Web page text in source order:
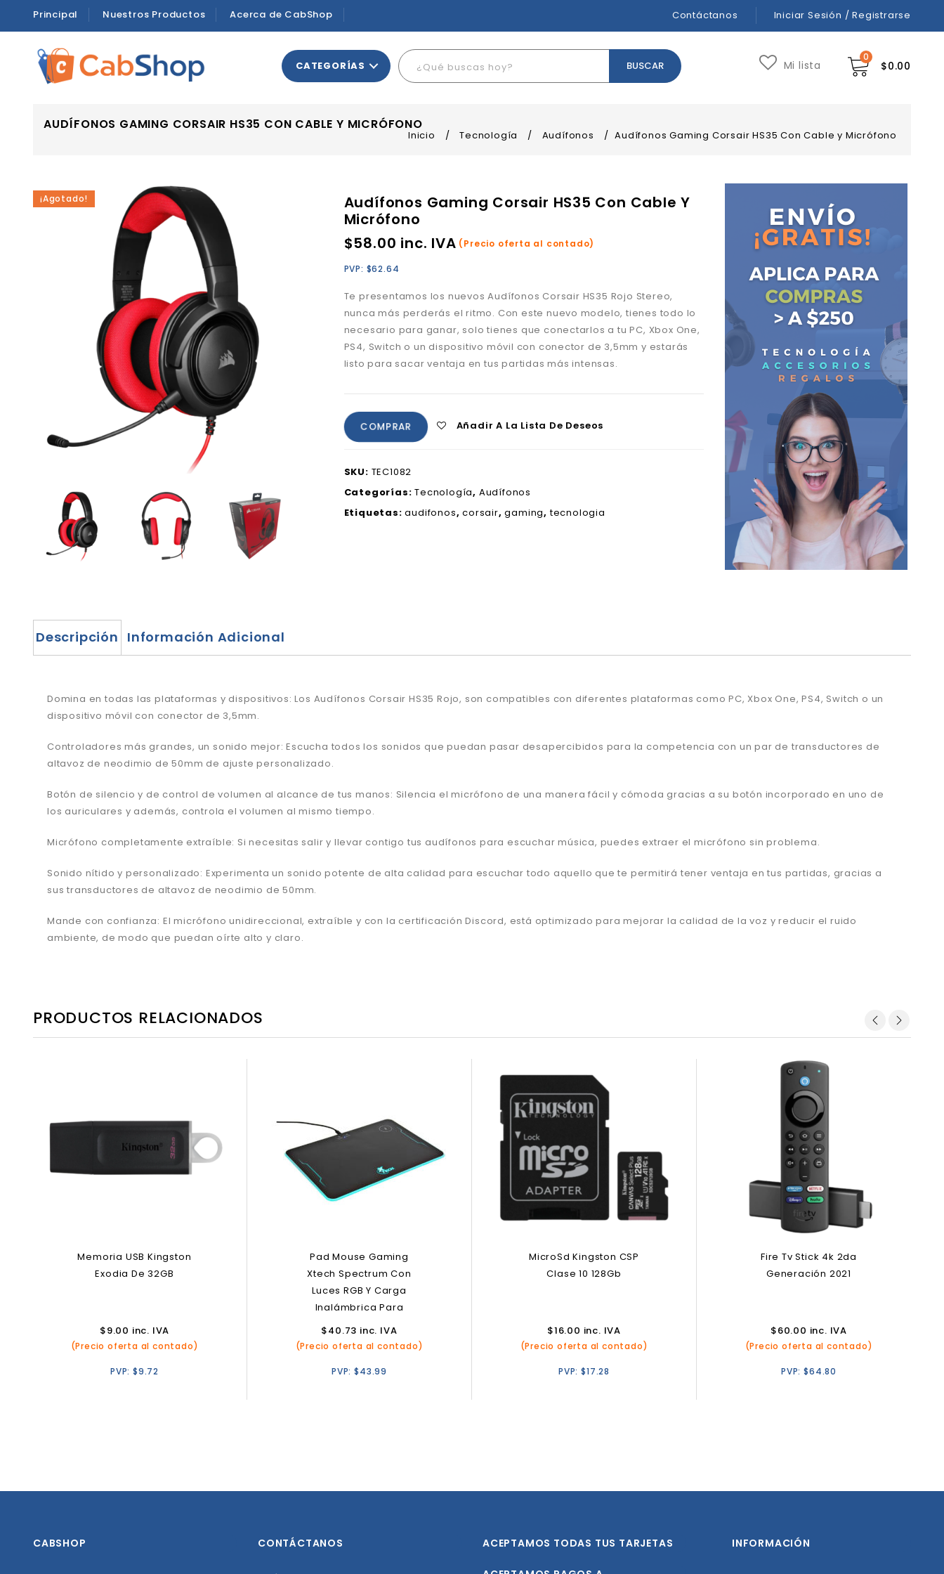
Principal Nuestros Productos Acerca de CabShop Contáctanos Iniciar Sesión / Registrarse
0
$0.00
Mi lista
CATEGORÍAS
AUDÍFONOS GAMING CORSAIR HS35 CON CABLE Y MICRÓFONO
Inicio / Tecnología / Audífonos / Audífonos Gaming Corsair HS35 Con Cable y Micrófono
¡Agotado!
Audífonos Gaming Corsair HS35 Con Cable Y
Micrófono
$58.00 inc. IVA (Precio oferta al contado)
PVP: $62.64
Te presentamos los nuevos Audífonos Corsair HS35 Rojo Stereo,
nunca más perderás el ritmo. Con este nuevo modelo, tienes todo lo
necesario para ganar, solo tienes que conectarlos a tu PC, Xbox One,
PS4, Switch o un dispositivo móvil con conector de 3,5mm y estarás
listo para sacar ventaja en tus partidas más intensas.
COMPRAR Añadir A La Lista De Deseos
SKU: TEC1082
Categorías:Tecnología, Audífonos
Etiquetas:audifonos,corsair,gaming,tecnologia
Descripción Información Adicional
Domina en todas las plataformas y dispositivos: Los Audífonos Corsair HS35 Rojo, son compatibles con diferentes plataformas como PC, Xbox One, PS4, Switch o un
dispositivo móvil con conector de 3,5mm.
Controladores más grandes, un sonido mejor: Escucha todos los sonidos que puedan pasar desapercibidos para la competencia con un par de transductores de
altavoz de neodimio de 50mm de ajuste personalizado.
Botón de silencio y de control de volumen al alcance de tus manos: Silencia el micrófono de una manera fácil y cómoda gracias a su botón incorporado en uno de
los auriculares y además, controla el volumen al mismo tiempo.
Micrófono completamente extraíble: Si necesitas salir y llevar contigo tus audífonos para escuchar música, puedes extraer el micrófono sin problema.
Sonido nítidoy personalizado: Experimenta un sonido potente de alta calidad para escuchar todo aquello que te permitirá tener ventaja en tus partidas, gracias a
sus transductores de altavoz de neodimio de 50mm.
Mande con confianza: El micrófono unidireccional, extraíble y con la certificación Discord, está optimizado para mejorar la calidad de la voz y reducir el ruido
ambiente, de modo que puedan oírte alto y claro.
PRODUCTOS RELACIONADOS
Memoria USB Kingston
Exodia De 32GB
$9.00 inc. IVA
(Precio oferta al contado)
PVP: $9.72
Pad Mouse Gaming
Xtech Spectrum Con
Luces RGB Y Carga
Inalámbrica Para
$40.73 inc. IVA
(Precio oferta al contado)
PVP:$43.99
MicroSd Kingston CSP
Clase 10 128Gb
$16.00 inc. IVA
(Precio oferta al contado)
PVP:$17.28
Fire Tv Stick 4k 2da
Generación 2021
$60.00 inc. IVA
(Precio oferta al contado)
PVP:$64.80
CABSHOP CONTÁCTANOS ACEPTAMOS TODAS TUS TARJETAS INFORMACIÓN